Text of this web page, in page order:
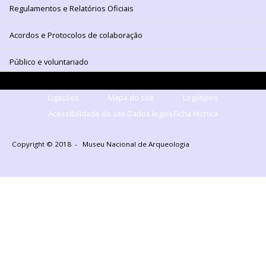
Regulamentos e Relatórios Oficiais
Acordos e Protocolos de colaboração
Público e voluntariado
Ligações Mapa do site
Logótipos
Acessibilidade do site Dados legaisFicha técnica
Copyright © 2018 - Museu Nacional de Arqueologia